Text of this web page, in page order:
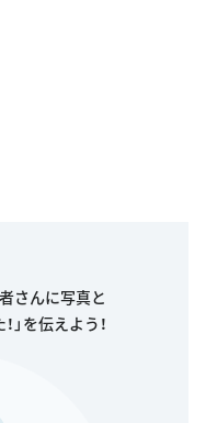
さんに写真と
」を伝えよう！